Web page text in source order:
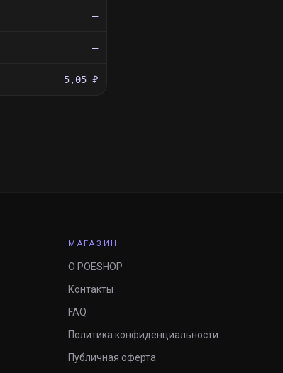
—
—
5,05 ₽
МАГАЗИН
О POESHOP
Контакты
FAQ
Политика конфиденциальности
Публичная оферта